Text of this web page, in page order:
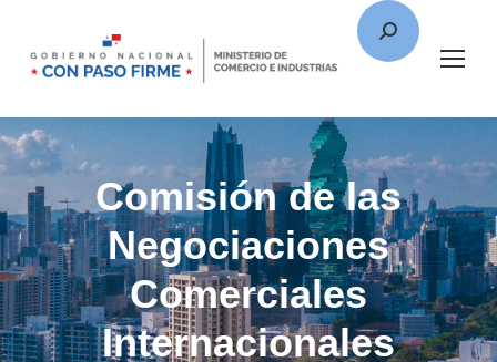
Comisión de las
Negociaciones
Comerciales
Internacionales